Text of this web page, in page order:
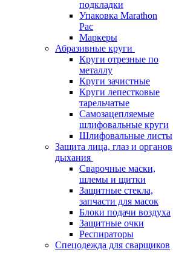
подкладки
Упаковка Marathon
Pac
Маркеры
Абразивные круги
Круги отрезные по
металлу
Круги зачистные
Круги лепестковые
тарельчатые
Самозацепляемые
шлифовальные круги
Шлифовальные листы
Защита лица, глаз и органов
дыхания
Сварочные маски,
шлемы и щитки
Защитные стекла,
запчасти для масок
Блоки подачи воздуха
Защитные очки
Респираторы
Спецодежда для сварщиков